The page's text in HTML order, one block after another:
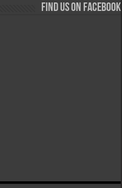
Find us on Facebook